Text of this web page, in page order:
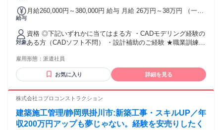
給与
月給260,000円～380,000円 給与 月給 26万円～38万円 （一律
給) ※年齢・経験を考慮の上、当社規定により優遇いたしま
す。 ★賞与 年2回(4ヶ月分) ★昇給 年1回 【年収例】 850万円
／49歳・経験者・入社7年目（月給50万円+賞与＋諸手当）
650万円／36歳・経験者・入社8年目（月給35万円+賞与＋諸
与） 交通費：交通費支給 1か月3万円を上限
対象
資格 ◎下記いずれかに当てはまる方 ・CADモデリング経験の
ある方（CADソフト不問） ・設計補助のご経験 ★職業訓練な
ルやエンジニアとしての実績がある方は内定前提で選考させ
ていただきます。
雇用形態： 派遣社員
お気に入り 詳細を見る
株式会社コプロコンストラクション
建築施工管理/静岡県掛川市:新築工事・スキルUP／年
収200万円アップも夢じゃない。経験を安売りしたく